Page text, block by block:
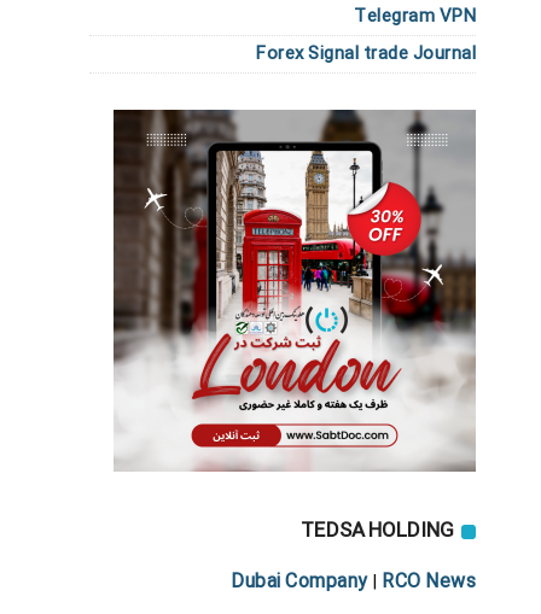
Telegram VPN
Forex Signal trade Journal
TEDSA HOLDING
Dubai Company| RCO News